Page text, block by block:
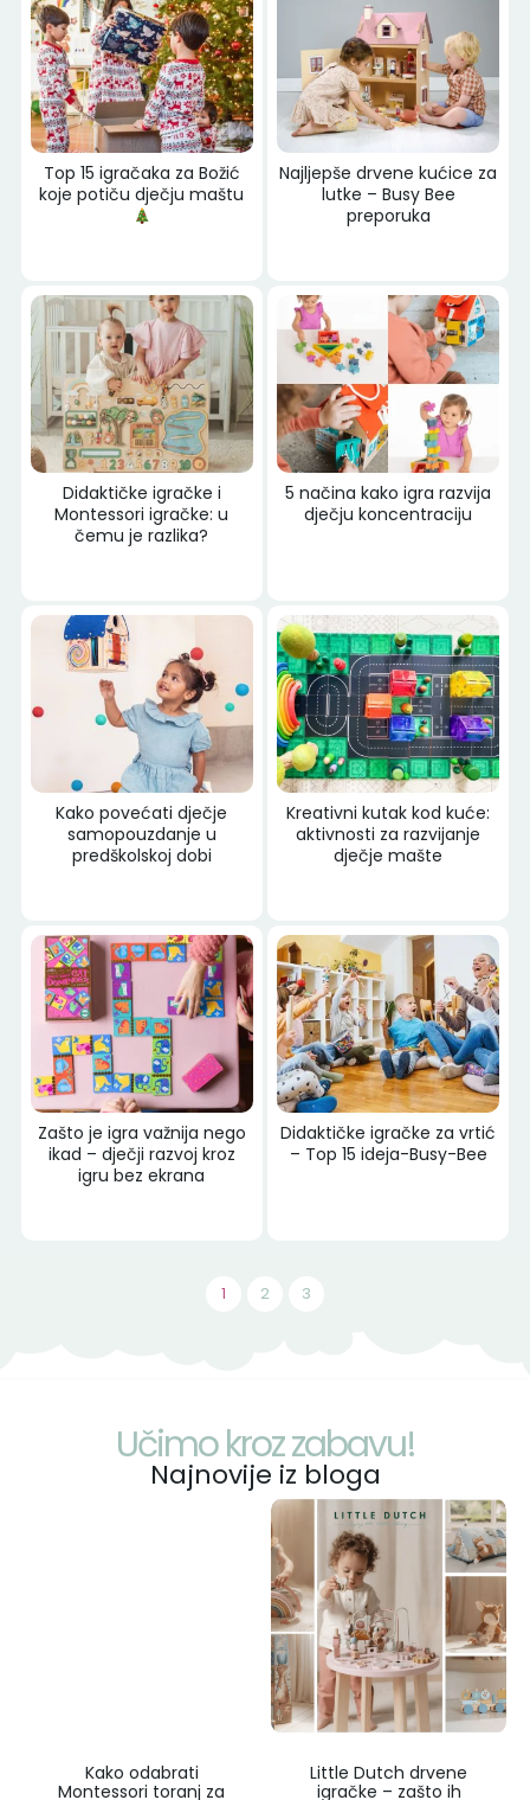
Top 15 igračaka za Božić
koje potiču dječju maštu
Najljepše drvene kućice za
lutke – Busy Bee
preporuka
Didaktičke igračke i
Montessori igračke: u
čemu je razlika?
5 načina kako igra razvija
dječju koncentraciju
Kako povećati dječje
samopouzdanje u
predškolskoj dobi
Kreativni kutak kod kuće:
aktivnosti za razvijanje
dječje mašte
Zašto je igra važnija nego
ikad – dječji razvoj kroz
igru bez ekrana
Didaktičke igračke za vrtić
– Top 15 ideja-Busy-Bee
1 2 3
Učimo kroz zabavu!
Najnovije iz bloga
Kako odabrati
Montessori toranj za
Little Dutch drvene
igračke – zašto ih